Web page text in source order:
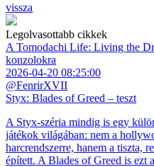
vissza
Legolvasottabb cikkek
A Tomodachi Life: Living the
konzolokra
2026-04-20 08:25:00
@FenrirXVII
Styx: Blades of Greed – teszt
A Styx-széria mindig is egy
játékok világában: nem a
harcrendszerre, hanem a tiszta,
épített. A Blades of Greed is ezt